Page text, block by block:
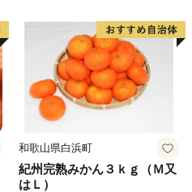
和歌山県白浜町
紀州完熟みかん３ｋｇ（Ｍ又
はＬ）